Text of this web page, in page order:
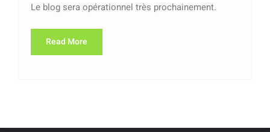
Le blog sera opérationnel très prochainement.
Read More